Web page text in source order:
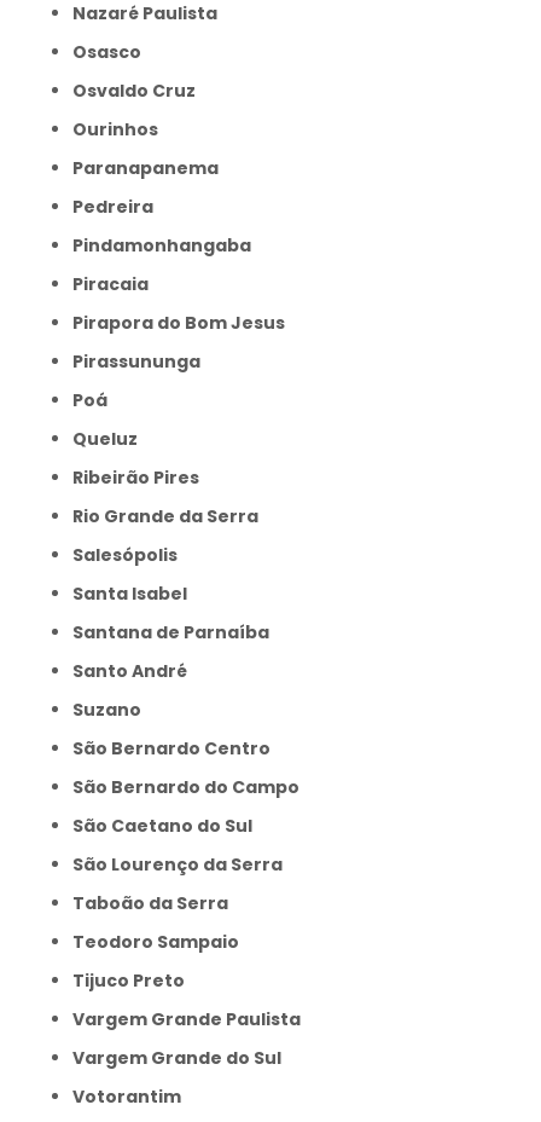
Nazaré Paulista
Osasco
Osvaldo Cruz
Ourinhos
Paranapanema
Pedreira
Pindamonhangaba
Piracaia
Pirapora do Bom Jesus
Pirassununga
Poá
Queluz
Ribeirão Pires
Rio Grande da Serra
Salesópolis
Santa Isabel
Santana de Parnaíba
Santo André
Suzano
São Bernardo Centro
São Bernardo do Campo
São Caetano do Sul
São Lourenço da Serra
Taboão da Serra
Teodoro Sampaio
Tijuco Preto
Vargem Grande Paulista
Vargem Grande do Sul
Votorantim